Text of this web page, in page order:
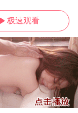
 极速观看